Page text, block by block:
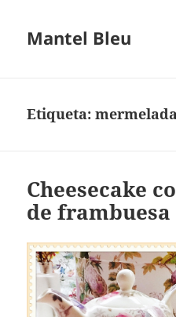
Mantel Bleu
Etiqueta:
Cheesecake
de